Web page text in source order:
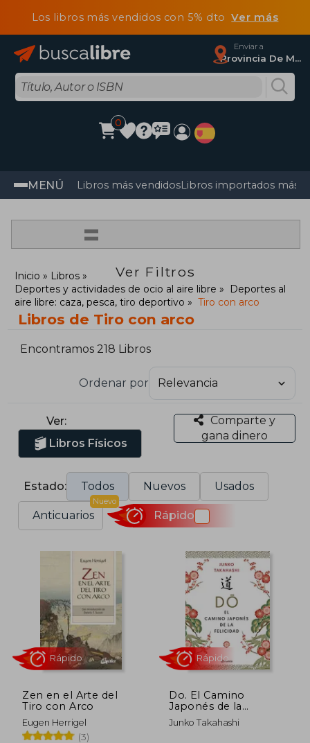
Los libros más vendidos con 5% dtoVer más
Enviar a
Provincia De Madrid
0
MENÚ Libros más vendidosLibros importados más
=
Ver Filtros
Inicio
Libros
Deportes y actividades de ocio al aire libre
Deportes al
aire libre: caza, pesca, tiro deportivo
Tiro con arco
Libros de Tiro con arco
Encontramos 218 Libros
Ordenar por
Ver:
Libros Físicos
Comparte y
gana dinero
Estado: Todos Nuevos Usados
Anticuarios
Nuevo
Rápido
Zen en el Arte del
Tiro con Arco
Eugen Herrigel
(3)
Rápido
Do. El Camino
Japonés de la
Felicidad
Junko Takahashi